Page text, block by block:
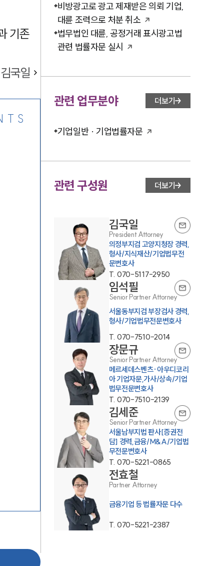
SERVICES
기업법무그룹 업무
전체
PROFESSIONALS
기업전문변호사
기존
김국일
비방광고로 광고 제재받은 의뢰 기업,
대륜 조력으로 처분 취소
법무법인 대륜, 공정거래 표시광고법
관련 법률자문 실시
관련 업무분야 더보기
기업일반 · 기업법률자문
관련 구성원 더보기
김국일
President Attorney
의정부지검 고양지청장 경력,
형사/지식재산/기업법무전
문변호사
T. 070-5117-2950
임석필
Senior Partner Attorney
서울동부지검 부장검사 경력,
형사/기업법무전문변호사
T. 070-7510-2014
장문규
Senior Partner Attorney
메르세데스벤츠·아우디코리
아 기업자문,가사/상속/기업
법무전문변호사
T. 070-7510-2139
김세준
Senior Partner Attorney
서울남부지법 판사[증권전
담] 경력,금융/M&A/기업법
무전문변호사
T. 070-5221-0865
전효철
Partner Attorney
금융기업 등 법률자문 다수
T. 070-5221-2387